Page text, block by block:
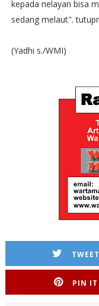
kepada nelayan bisa
sedang melaut".
(Yadhi s./WMI)
TWEET
PIN IT